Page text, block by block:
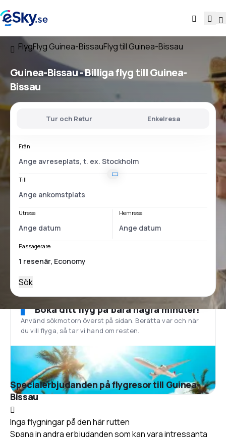
FlygFlyg Guinea-BissauFlyg till Guinea-Bissau
Guinea-Bissau - Billiga flyg till Guinea-
Bissau
Tur och Retur Enkelresa
Från
Till
Utresa Hemresa
Passagerare
Sök
Boka ditt flyg på bara några minuter!
Använd sökmotorn överst på sidan. Berätta var och när
du vill flyga, så tar vi hand om resten.
Specialerbjudanden på flygresor till Guinea-
Bissau
Inga flygningar på den här rutten
Spana in andra erbjudanden som kan vara intressanta